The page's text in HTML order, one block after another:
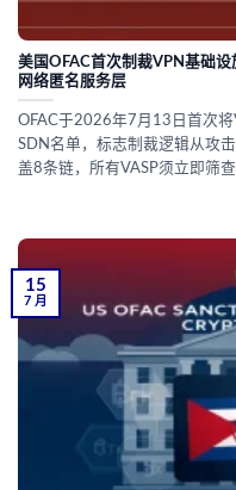
美国OFAC首次制裁VPN基础
网络匿名服务层
OFAC于2026年7月13日首次
SDN名单，标志制裁逻辑从攻
盖8条链，所有VASP须立即筛
15
7 月